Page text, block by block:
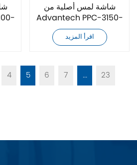
شاشة لمس أصلية من
Advantech PPC-3150-
RE4CE
اقرأ المزيد
4 5 6 7 ... 23